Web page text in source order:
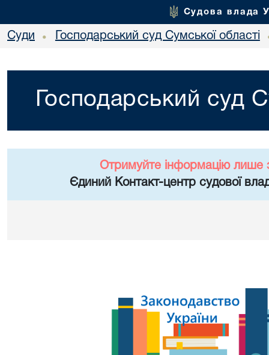
Судова влада
Суди • Господарський суд Сумської області
Господарський суд
Отримуйте інформацію лише
Єдиний Контакт-центр судової